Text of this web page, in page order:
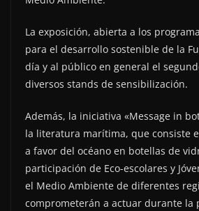
La exposición, abierta a los
para el desarrollo sostenible de la
día y al público en general el
diversos stands de sensibilización.
Además, la iniciativa «Message in
la literatura marítima, que consiste
a favor del océano en botellas de
participación de Eco-escolares y
el Medio Ambiente de diferentes
comprometerán a actuar durante la